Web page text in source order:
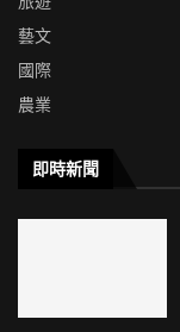
藝文
國際
農業
即時新聞